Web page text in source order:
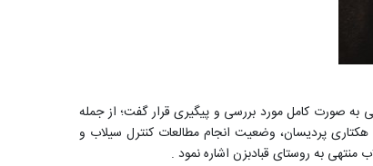
صورت کامل مورد بررسی و پیگیری قرار گفت؛ از جمله
مصوبات می توان به : بررسی آخرین وضعیت طرح مطالعات کنترل و کاهش خطر سیلاب شهر پردیسان و مجموعه در حال ساخت نهضت ملی مسکن ۵۶۰ هکتاری پردیسان، وضعیت انجام مطالعات کنترل سیلاب و
به روستای قبادبزن اشاره نمود .